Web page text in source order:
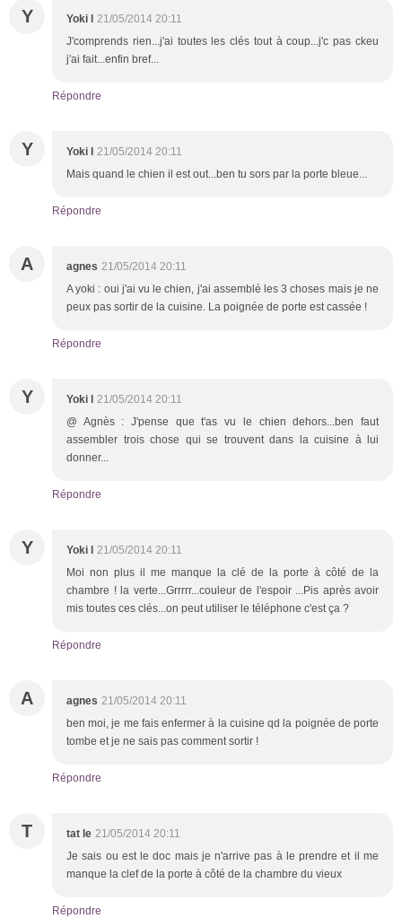
Y Yoki l 21/05/2014 20:11
J'comprends rien...j'ai toutes les clés tout à coup...j'c pas ckeu
j'ai fait...enfin bref...
Répondre
Y Yoki l 21/05/2014 20:11
Mais quand le chien il est out...ben tu sors par la porte bleue...
Répondre
A agnes 21/05/2014 20:11
A yoki : oui j'ai vu le chien, j'ai assemblé les 3 choses mais je ne
peux pas sortir de la cuisine. La poignée de porte est cassée !
Répondre
Y Yoki l 21/05/2014 20:11
@ Agnès : J'pense que t'as vu le chien dehors...ben faut
assembler trois chose qui se trouvent dans la cuisine à lui
donner...
Répondre
Y Yoki l 21/05/2014 20:11
Moi non plus il me manque la clé de la porte à côté de la
chambre ! la verte...Grrrrr...couleur de l'espoir ...Pis après avoir
mis toutes ces clés...on peut utiliser le téléphone c'est ça ?
Répondre
A agnes 21/05/2014 20:11
ben moi, je me fais enfermer à la cuisine qd la poignée de porte
tombe et je ne sais pas comment sortir !
Répondre
T tat le 21/05/2014 20:11
Je sais ou est le doc mais je n'arrive pas à le prendre et il me
manque la clef de la porte à côté de la chambre du vieux
Répondre